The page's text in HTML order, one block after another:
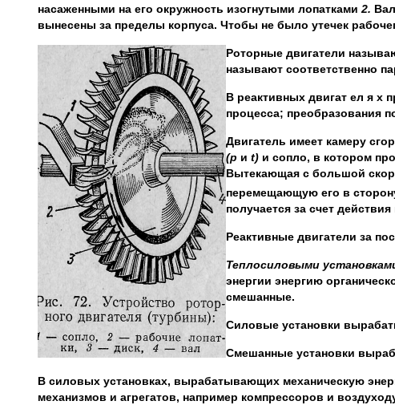
насаженными на его окружность изогнутыми лопатками 2. Вал
вынесены за пределы корпуса. Чтобы не было утечек
Роторные двигатели
называют соответственно
В реактивных двигат ел я х
процесса; преобразования
Двигатель имеет камеру
(р и t) и сопло, в котором
Вытекающая с большой
перемещающую его в
получается за счет
Реактивные двигатели за
Теплосиловыми
энергии энергию
смешанные.
Силовые установки
Смешанные установки
В силовых установках, вырабатывающих механическую
механизмов и агрегатов, например компрессоров и